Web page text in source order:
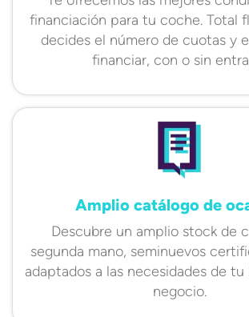
financiación para tu coche. Total
decides el número de cuotas y
financiar, con o sin
Amplio catálogo de
Descubre un amplio stock de
segunda mano, seminuevos
adaptados a las necesidades de
negocio.